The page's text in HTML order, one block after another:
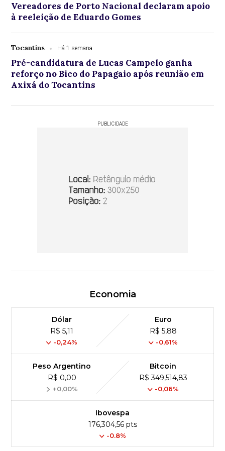
Vereadores de Porto Nacional declaram apoio
à reeleição de Eduardo Gomes
Tocantins Há 1 semana
Pré-candidatura de Lucas Campelo ganha
reforço no Bico do Papagaio após reunião em
Axixá do Tocantins
PUBLICIDADE
Economia
Dólar
R$ 5,11
-0,24%
Euro
R$ 5,88
-0,61%
Peso Argentino
R$ 0,00
+0,00%
Bitcoin
R$ 349,514,83
-0,06%
Ibovespa
176,304,56 pts
-0.8%